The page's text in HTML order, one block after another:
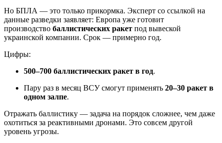
Но БПЛА — это только прикормка. Эксперт со ссылкой на
данные разведки заявляет: Европа уже готовит
производство баллистических ракет под вывеской
украинской компании. Срок — примерно год.
Цифры:
500–700 баллистических ракет в год.
Пару раз в месяц ВСУ смогут применять 20–30 ракет в
одном залпе.
Отражать баллистику — задача на порядок сложнее, чем даже
охотиться за реактивными дронами. Это совсем другой
уровень угрозы.